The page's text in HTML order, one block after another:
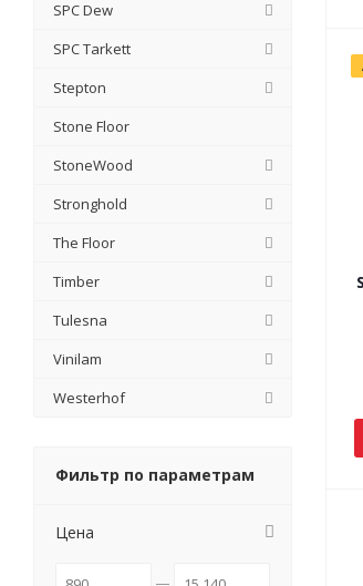
SPC Dew
SPC Tarkett
Stepton
Stone Floor
StoneWood
Stronghold
The Floor
Timber
Tulesna
Vinilam
Westerhof
Фильтр по параметрам
Цена